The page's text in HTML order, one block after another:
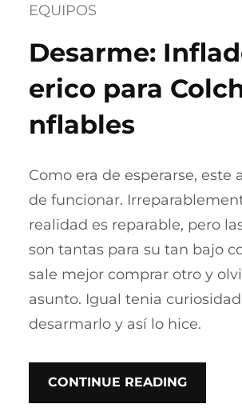
EQUIPOS
Desarme:
erico para
nflables
Como era de esperarse, este
de funcionar.
realidad es reparable, pero
son tantas para su tan bajo
sale mejor comprar otro y
asunto. Igual tenia
desarmarlo y así lo hice.
CONTINUE READING